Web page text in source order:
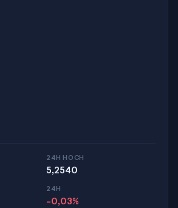
24H HOCH
5,2540
24H
-0,03%